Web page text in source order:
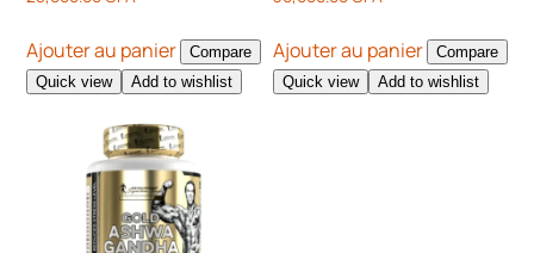
Ajouter au panier
Compare
Quick view
Add to wishlist
Ajouter au panier
Compare
Quick view
Add to wishlist